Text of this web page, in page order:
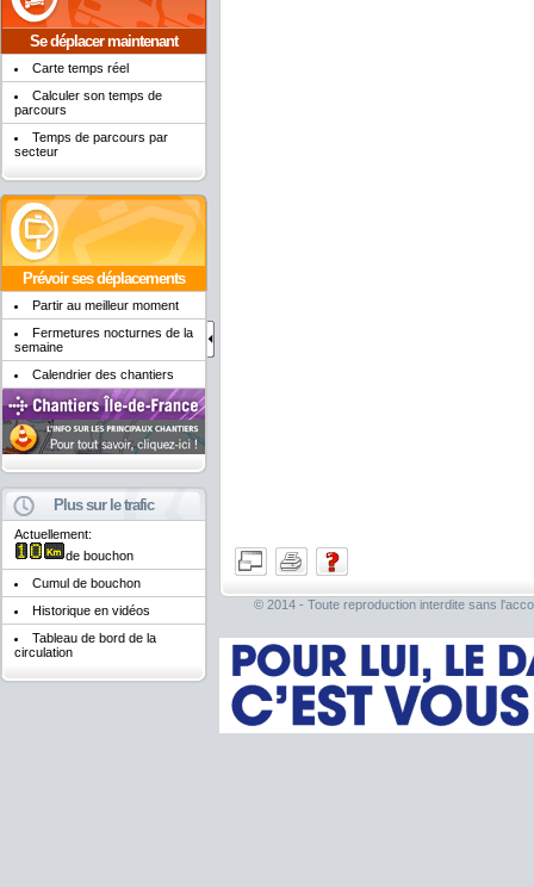
Se déplacer maintenant
Carte temps réel
Calculer son temps de
parcours
Temps de parcours par
secteur
Prévoir ses déplacements
Partir au meilleur moment
Fermetures nocturnes de la
semaine
Calendrier des chantiers
Plus sur le trafic
Actuellement:
de bouchon
Cumul de bouchon
Historique en vidéos
Tableau de bord de la
circulation
© 2014 - Toute reproduction interdite sans